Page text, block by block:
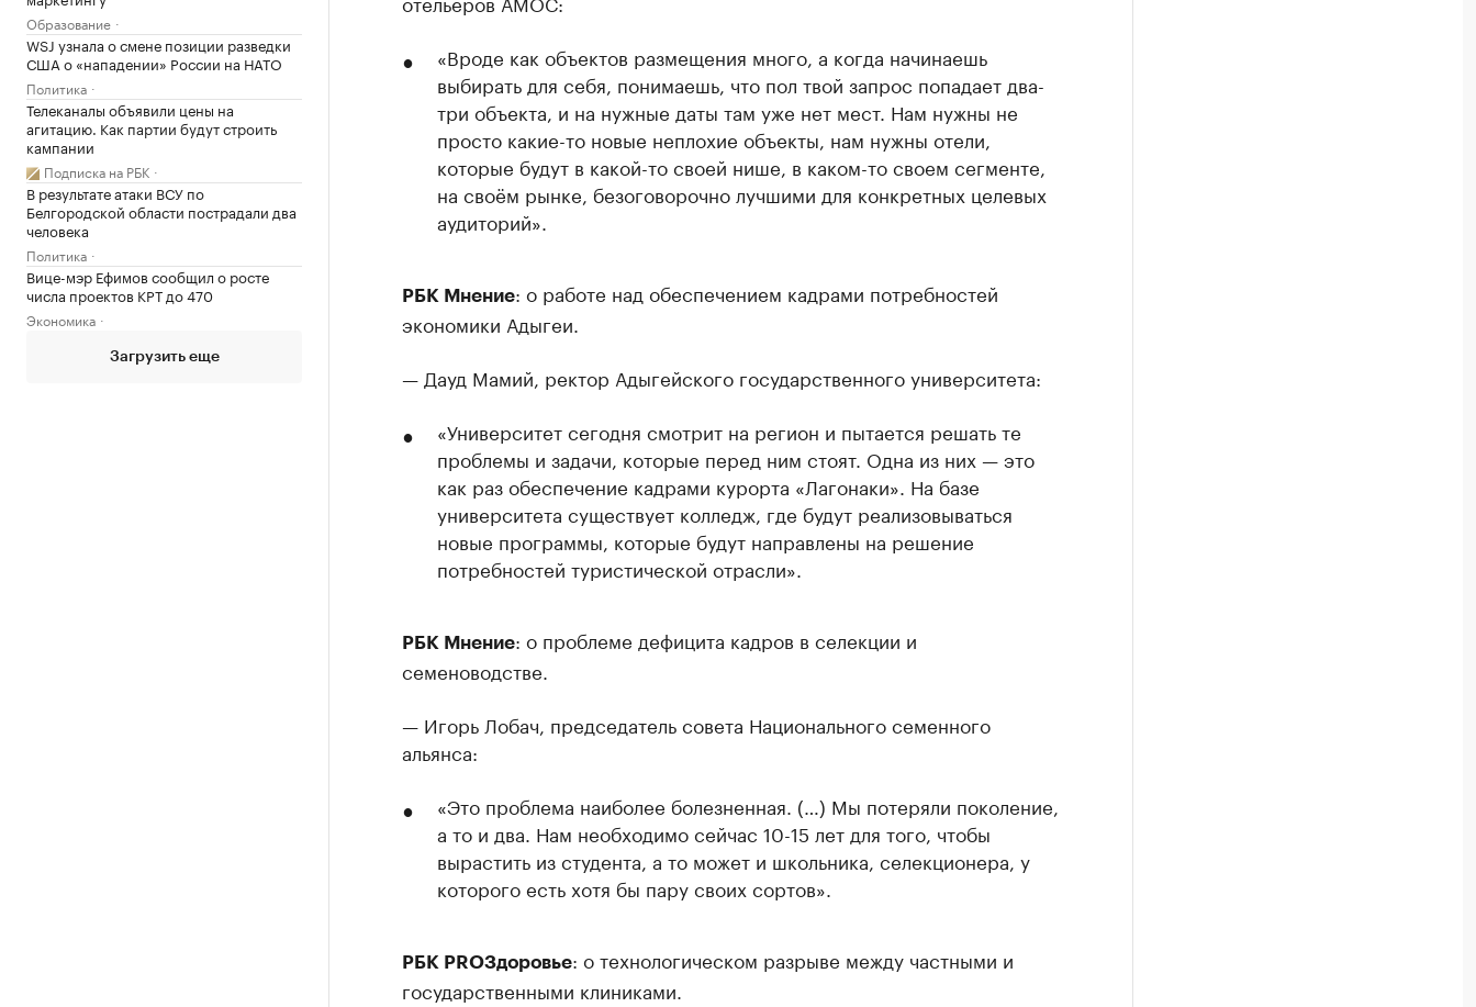
Образование
WSJ узнала о смене позиции разведки
США о «нападении» России на НАТО
Политика
Телеканалы объявили цены на
агитацию. Как партии будут строить
кампании
Подписка на РБК
В результате атаки ВСУ по
Белгородской области пострадали два
человека
Политика
Вице-мэр Ефимов сообщил о росте
числа проектов КРТ до 470
Экономика
Загрузить еще
«Вроде как объектов размещения много, а когда начинаешь
выбирать для себя, понимаешь, что пол твой запрос попадает два-
три объекта, и на нужные даты там уже нет мест. Нам нужны не
просто какие-то новые неплохие объекты, нам нужны отели,
которые будут в какой-то своей нише, в каком-то своем сегменте,
на своём рынке, безоговорочно лучшими для конкретных целевых
аудиторий».
РБК Мнение: о работе над обеспечением кадрами потребностей
экономики Адыгеи.
— Дауд Мамий, ректор Адыгейского государственного университета:
«Университет сегодня смотрит на регион и пытается решать те
проблемы и задачи, которые перед ним стоят. Одна из них — это
как раз обеспечение кадрами курорта «Лагонаки». На базе
университета существует колледж, где будут реализовываться
новые программы, которые будут направлены на решение
потребностей туристической отрасли».
РБК Мнение: о проблеме дефицита кадров в селекции и
семеноводстве.
— Игорь Лобач, председатель совета Национального семенного
альянса:
«Это проблема наиболее болезненная. (…) Мы потеряли поколение,
а то и два. Нам необходимо сейчас 10-15 лет для того, чтобы
вырастить из студента, а то может и школьника, селекционера, у
которого есть хотя бы пару своих сортов».
РБК PROЗдоровье: о технологическом разрыве между частными и
государственными клиниками.